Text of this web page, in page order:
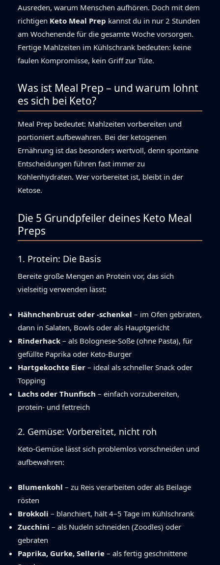
Ausreden, warum Menschen aufhören. Doch mit dem
richtigen Keto Meal Prep kannst du in nur 2 Stunden
am Wochenende für die gesamte Woche vorsorgen.
Fertige Mahlzeiten im Kühlschrank bedeuten: keine
faulen Kompromisse, kein Griff zur Tüte.
Was ist Meal Prep – und warum lohnt
es sich bei Keto?
Meal Prep bedeutet: Mahlzeiten vorbereiten und
portioniert aufbewahren. Bei der ketogenen
Ernährung ist das besonders wertvoll, denn spontane
Entscheidungen führen fast immer zu
Kohlenhydraten. Wer vorbereitet ist, bleibt in der
Ketose.
Die 5 Grundpfeiler deines Keto Meal
Preps
1. Protein: Die Basis
Bereite große Mengen an Protein vor, das sich
vielseitig verwenden lässt:
Hähnchenbrust oder -schenkel – im Ofen gebraten,
dann in Salaten, Bowls oder als Hauptgericht
Rinderhack – als Bolognese-Soße (ohne Pasta), für
gefüllte Paprika oder Keto-Burger
Hartgekochte Eier – ideal als schneller Snack oder
Topping
Lachs oder Thunfisch – einfach vorzubereiten,
protein- und fettreich
2. Gemüse: Vorbereitet, nicht roh
Keto-Gemüse lässt sich problemlos vorschneiden und
aufbewahren:
Blumenkohl – zu Reis verarbeiten oder als Beilage
rösten
Brokkoli – blanchiert, hält 4–5 Tage im Kühlschrank
Zucchini – als Nudeln schneiden (Zoodles) oder
gebraten
Paprika, Gurke, Sellerie – als fertig geschnittene